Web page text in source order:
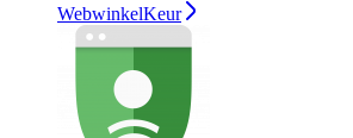
WebwinkelKeur